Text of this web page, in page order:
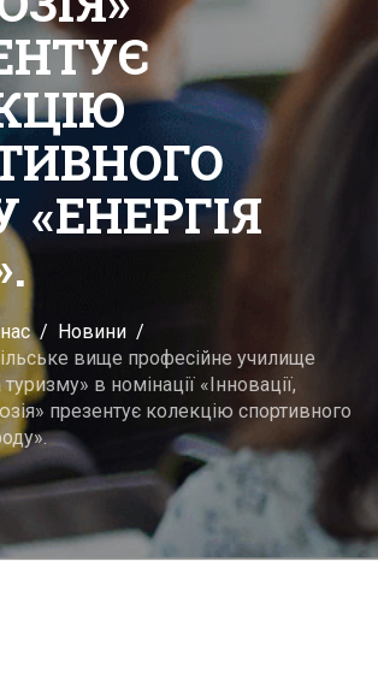
«ЕНЕРГІЯ
Новини
вище професійне училище
в номінації «Інновації,
презентує колекцію спортивного